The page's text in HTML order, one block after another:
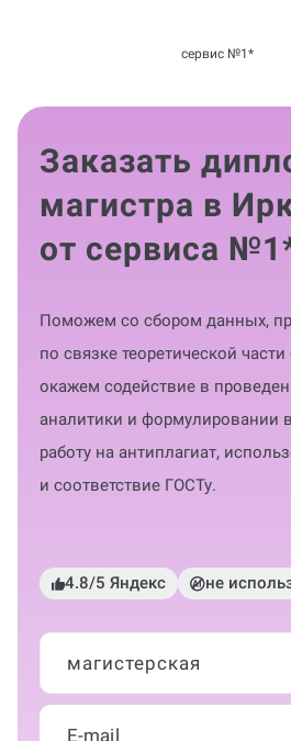
сервис №1 *
Заказать
магистра в
от сервиса №1
Поможем со сбором данных,
по связке теоретической
окажем содействие в
аналитики и формулировании
работу на антиплагиат,
и соответствие ГОСТу.
4.8/5 Яндекс не
магистерская